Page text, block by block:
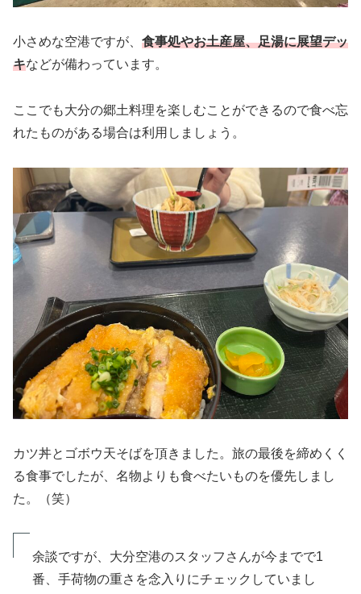
小さめな空港ですが、 食事処やお土産屋、足湯に展望デッ
キなどが備わっています。
ここでも大分の郷土料理を楽しむことができるので食べ忘
れたものがある場合は利用しましょう。
カツ丼とゴボウ天そばを頂きました。旅の最後を締めくく
る食事でしたが、名物よりも食べたいものを優先しまし
た。（笑）
余談ですが、大分空港のスタッフさんが今までで1
番、手荷物の重さを念入りにチェックしていまし